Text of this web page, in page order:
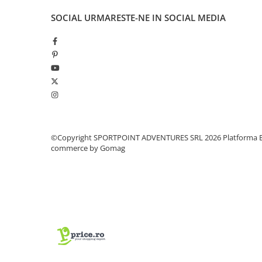
SOCIAL URMARESTE-NE IN SOCIAL MEDIA
©Copyright SPORTPOINT ADVENTURES SRL 2026 Platforma
commerce by Gomag